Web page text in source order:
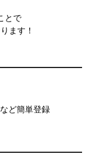
とで
ます！
ど簡単登録